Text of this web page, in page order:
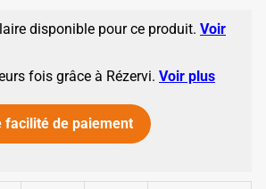
disponible pour ce produit. Voir
fois grâce à Rézervi. Voir plus
facilité de paiement